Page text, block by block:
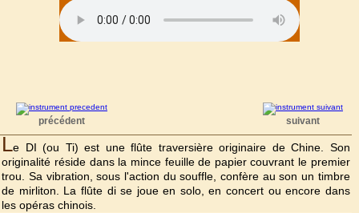
précédent suivant
Le DI (ou Ti) est une flûte traversière originaire de Chine. Son
originalité réside dans la mince feuille de papier couvrant le premier
trou. Sa vibration, sous l'action du souffle, confère au son un timbre
de mirliton. La flûte di se joue en solo, en concert ou encore dans
les opéras chinois.